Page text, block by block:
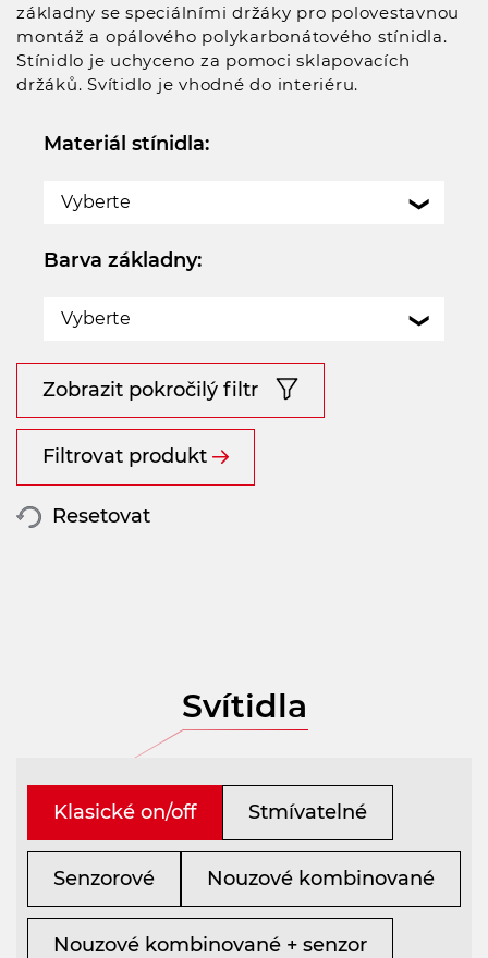
základny se speciálními držáky pro polovestavnou
montáž a opálového polykarbonátového stínidla.
Stínidlo je uchyceno za pomoci sklapovacích
držáků. Svítidlo je vhodné do interiéru.
Materiál stínidla:
Vyberte
Barva základny:
Vyberte
Zobrazit pokročilý filtr
Filtrovat produkt
Resetovat
Svítidla
Klasické on/off Stmívatelné
Senzorové Nouzové kombinované
Nouzové kombinované + senzor